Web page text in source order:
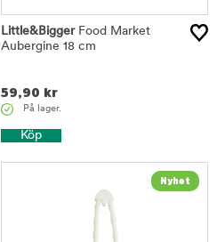
Little&BiggerFood Market
Aubergine 18 cm
59,90 kr
På lager.
Köp